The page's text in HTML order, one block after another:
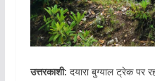
उत्तरकाशी: दयारा बुग्याल ट्रेक पर